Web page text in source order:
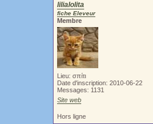
lilialolita
fiche Eleveur
Membre
Lieu: σπίτι
Date d'inscription: 2010-06-22
Messages: 1131
Site web
Hors ligne